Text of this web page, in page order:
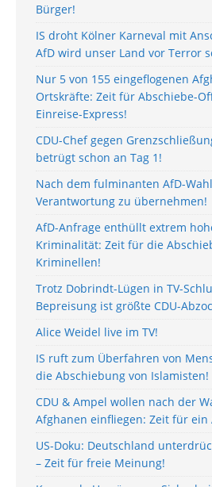
Bürger!
IS droht Kölner Karneval mit
AfD wird unser Land vor Terror
Nur 5 von 155 eingeflogenen
Ortskräfte: Zeit für Abschiebe-
Einreise-Express!
CDU-Chef gegen
betrügt schon an Tag 1!
Nach dem fulminanten AfD-
Verantwortung zu übernehmen!
AfD-Anfrage enthüllt extrem
Kriminalität: Zeit für die
Kriminellen!
Trotz Dobrindt-Lügen in TV-
Bepreisung ist größte CDU-
Alice Weidel live im TV!
IS ruft zum Überfahren von
die Abschiebung von Islamisten!
CDU & Ampel wollen nach der
Afghanen einfliegen: Zeit für ein
US-Doku: Deutschland
– Zeit für freie Meinung!